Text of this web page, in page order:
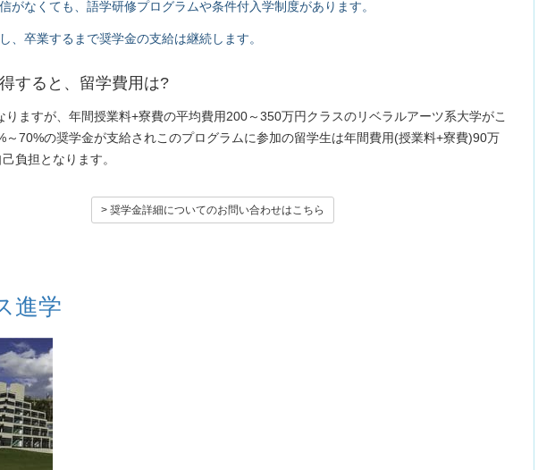
がなくても、語学研修プログラムや条件付入学制度があります。
、卒業するまで奨学金の支給は継続します。
すると、留学費用は?
りますが、年間授業料+寮費の平均費用200～350万円クラスのリベラルアーツ系大学がこ
～70%の奨学金が支給されこのプログラムに参加の留学生は年間費用(授業料+寮費)90万
負担となります。
> 奨学金詳細についてのお問い合わせはこちら
進学